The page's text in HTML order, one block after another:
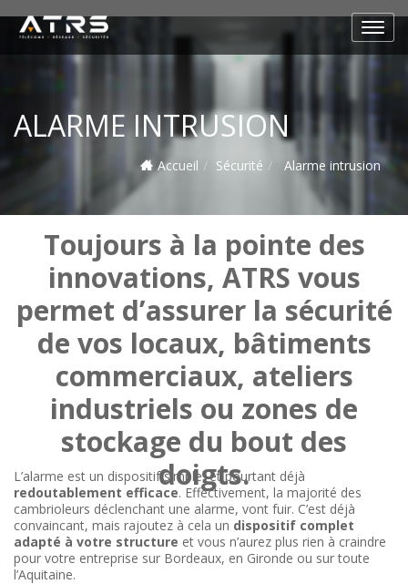
ALARME INTRUSION
Accueil Sécurité Alarme intrusion
Toujours à la pointe des
innovations, ATRS vous
permet d’assurer la sécurité
de vos locaux, bâtiments
commerciaux, ateliers
industriels ou zones de
stockage du bout des
doigts.
L’alarme est un dispositif simple, et pourtant déjà
redoutablement efficace. Effectivement, la majorité des
cambrioleurs déclenchant une alarme, vont fuir. C’est déjà
convaincant, mais rajoutez à cela un dispositif complet
adapté à votre structure et vous n’aurez plus rien à craindre
pour votre entreprise sur Bordeaux, en Gironde ou sur toute
l’Aquitaine.